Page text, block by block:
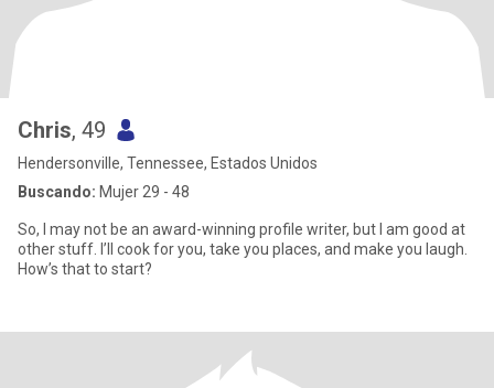
Chris, 49
Hendersonville, Tennessee, Estados Unidos
Buscando: Mujer 29 - 48
So, I may not be an award-winning profile writer, but I am good at
other stuff. I’ll cook for you, take you places, and make you laugh.
How’s that to start?